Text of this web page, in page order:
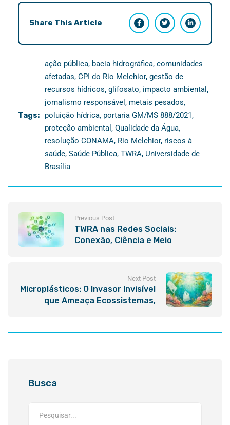
Share This Article
Tags:
ação pública, bacia hidrográfica, comunidades
afetadas, CPI do Rio Melchior, gestão de
recursos hídricos, glifosato, impacto ambiental ,
jornalismo responsável , metais pesados,
poluição hídrica, portaria GM/MS 888/2021,
proteção ambiental , Qualidade da Água,
resolução CONAMA, Rio Melchior, riscos à
saúde, Saúde Pública, TWRA, Universidade de
Brasília
Previous Post
TWRA nas Redes Sociais:
Conexão, Ciência e Meio
Next Post
Microplásticos: O Invasor Invisível
que Ameaça Ecossistemas,
Busca